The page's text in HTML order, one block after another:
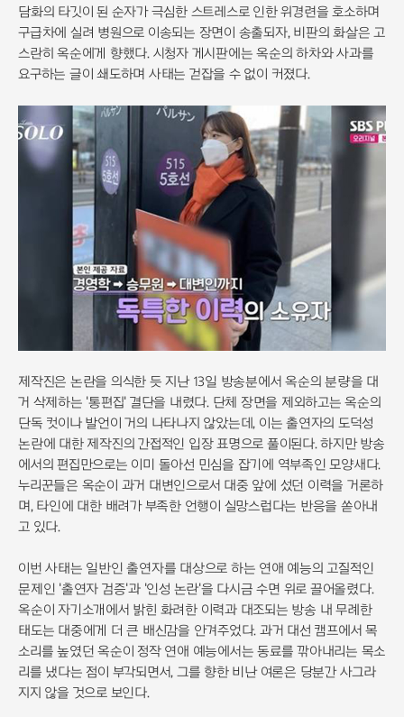
담화의 타깃이 된 순자가 극심한 스트레스로 인한 위경련을 호소하며
구급차에 실려 병원으로 이송되는 장면이 송출되자, 비판의 화살은 고
스란히 옥순에게 향했다. 시청자 게시판에는 옥순의 하차와 사과를
요구하는 글이 쇄도하며 사태는 걷잡을 수 없이 커졌다.
제작진은 논란을 의식한 듯 지난 13일 방송분에서 옥순의 분량을 대
거 삭제하는 '통편집' 결단을 내렸다. 단체 장면을 제외하고는 옥순의
단독 컷이나 발언이 거의 나타나지 않았는데, 이는 출연자의 도덕성
논란에 대한 제작진의 간접적인 입장 표명으로 풀이된다. 하지만 방송
에서의 편집만으로는 이미 돌아선 민심을 잡기에 역부족인 모양새다.
누리꾼들은 옥순이 과거 대변인으로서 대중 앞에 섰던 이력을 거론하
며, 타인에 대한 배려가 부족한 언행이 실망스럽다는 반응을 쏟아내
고 있다.
이번 사태는 일반인 출연자를 대상으로 하는 연애 예능의 고질적인
문제인 '출연자 검증'과 '인성 논란'을 다시금 수면 위로 끌어올렸다.
옥순이 자기소개에서 밝힌 화려한 이력과 대조되는 방송 내 무례한
태도는 대중에게 더 큰 배신감을 안겨주었다. 과거 대선 캠프에서 목
소리를 높였던 옥순이 정작 연애 예능에서는 동료를 깎아내리는 목소
리를 냈다는 점이 부각되면서, 그를 향한 비난 여론은 당분간 사그라
지지 않을 것으로 보인다.